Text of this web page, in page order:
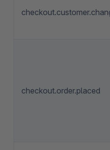
checkout.order.placed